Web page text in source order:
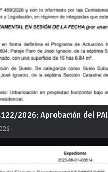
2026: Aprobación del PAI